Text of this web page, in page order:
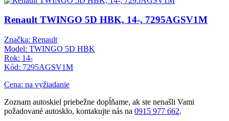
Renault TWINGO 5D HBK, 14-, 7295AGSV1M
Značka: Renault
Model: TWINGO 5D HBK
Rok: 14-
Kód: 7295AGSV1M
Cena: na vyžiadanie
Zoznam autoskiel priebežne dopĺňame, ak ste nenašli Vami
požadované autosklo, kontakujte nás na 0915 977 662.